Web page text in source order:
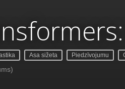
Asa sižeta Piedzīvojumu